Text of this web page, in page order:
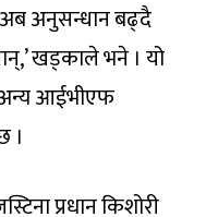
अब अनुसन्धान बढ्दै
खड्काले भने । यो
आईभीएफ
।
प्रधान किशोरी